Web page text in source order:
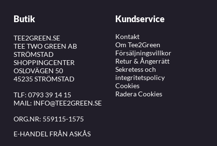
Butik
TEE2GREEN.SE
TEE TWO GREEN AB
STRÖMSTAD
SHOPPINGCENTER
OSLOVÄGEN 50
45235 STRÖMSTAD
TLF: 0793 39 14 15
MAIL: INFO@TEE2GREEN.SE
ORG.NR: 559115-1575
E-HANDEL FRÅN ASKÅS
Kundservice
Kontakt
Om Tee2Green
Försäljningsvillkor
Retur & Ångerrätt
Sekretess och
integritetspolicy
Cookies
Radera Cookies